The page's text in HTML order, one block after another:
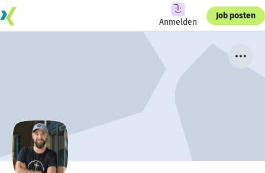
Anmelden
Job posten